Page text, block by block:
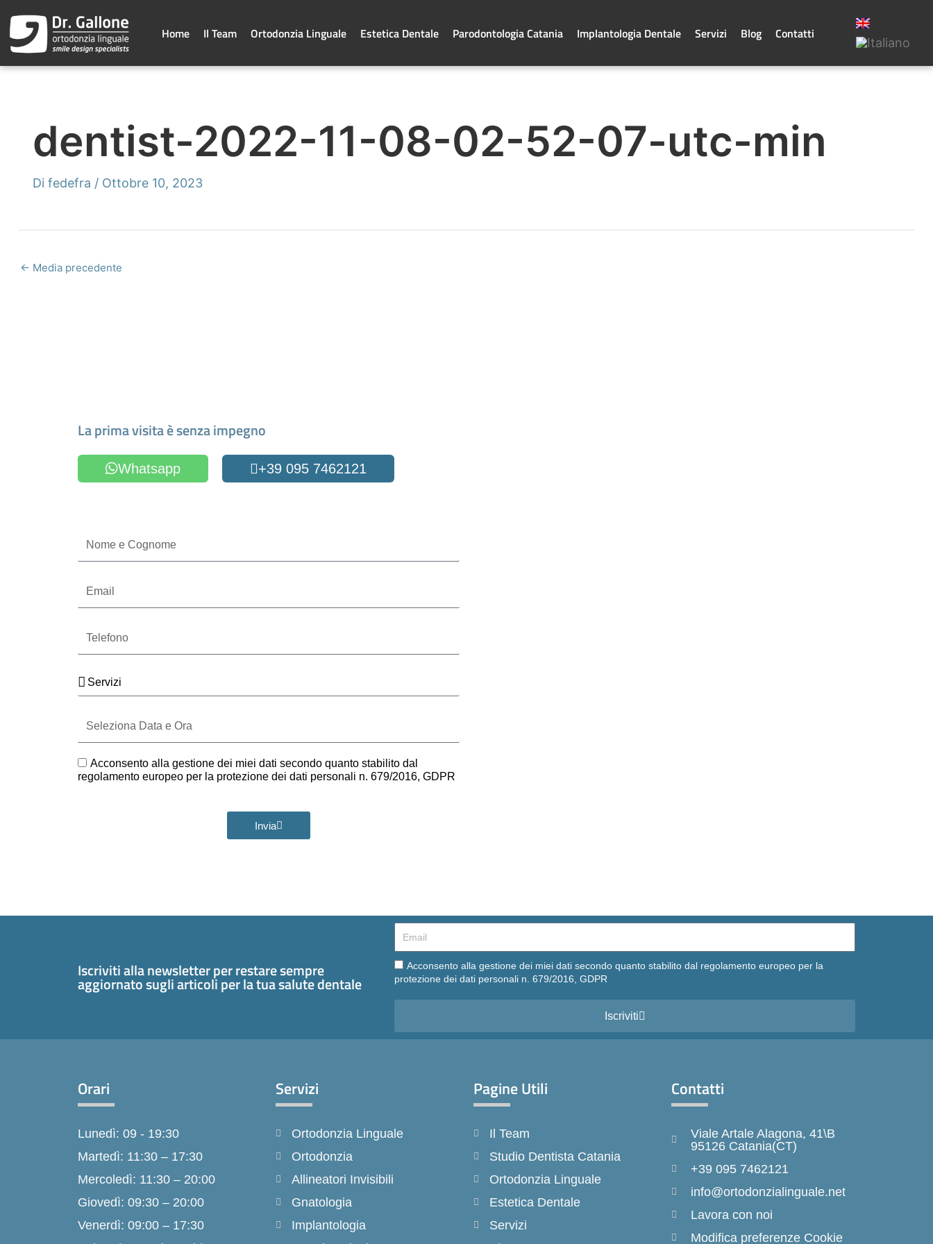
contenuto
Home Il Team Ortodonzia Linguale Estetica Dentale Parodontologia Catania Implantologia Dentale Servizi Blog Contatti
dentist-2022-11-08-02-52-07-utc-min
Di fedefra / Ottobre 10, 2023
← Media precedente
La prima visita è senza impegno
Whatsapp +39 095 7462121
Cognome
Servizi
Data
e
GDPR
Acconsento alla gestione dei miei dati secondo quanto stabilito dal
regolamento europeo per la protezione dei dati personali n. 679/2016, GDPR
Invia
Iscriviti alla newsletter per restare sempre
aggiornato sugli articoli per la tua salute dentale
Email
Email
Acconsento alla gestione dei miei dati secondo quanto stabilito dal regolamento europeo per la
protezione dei dati personali n. 679/2016, GDPR
Iscriviti
Orari
Lunedì: 09 - 19:30
Martedì: 11:30 – 17:30
Mercoledì: 11:30 – 20:00
Giovedì: 09:30 – 20:00
Venerdì: 09:00 – 17:30
Servizi
Ortodonzia Linguale
Ortodonzia
Allineatori Invisibili
Gnatologia
Implantologia
Pagine Utili
Il Team
Studio Dentista Catania
Ortodonzia Linguale
Estetica Dentale
Servizi
Contatti
Viale Artale Alagona, 41\B
95126 Catania(CT)
+39 095 7462121
info@ortodonzialinguale.net
Lavora con noi
Modifica preferenze Cookie